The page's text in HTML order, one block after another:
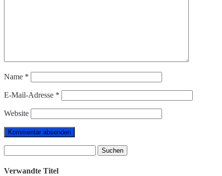
Name *
E-Mail-Adresse *
Website
nach:
Verwandte Titel